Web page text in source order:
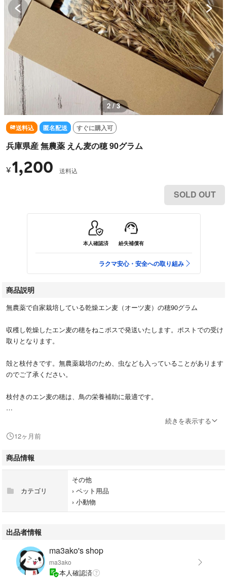
2 / 3
送料込 匿名配送 すぐに購入可
兵庫県産 無農薬 えん麦の穂 90グラム
¥1,200 送料込
SOLD OUT
本人確認済 紛失補償有
ラクマ安心・安全への取り組み
商品説明
無農薬で自家栽培している乾燥エン麦（オーツ麦）の穂90グラム
収穫し乾燥したエン麦の穂をねこポスで発送いたします。ポストでの受け
取りとなります。
殻と枝付きです。無農薬栽培のため、虫なども入っていることがあります
のでご了承ください。
枝付きのエン麦の穂は、鳥の栄養補助に最適です。
- 植物の種類: エン麦
ご覧いただきありがとうございます。
続きを表示する
12ヶ月前
商品情報
カテゴリ
その他
› ペット用品
› 小動物
出品者情報
ma3ako's shop
ma3ako
本人確認済